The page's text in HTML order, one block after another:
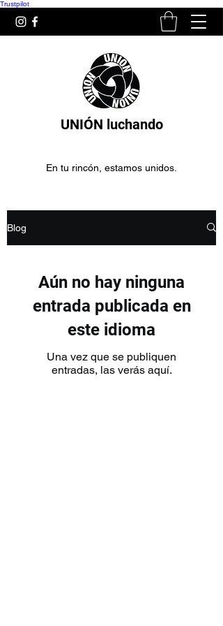
Trustpilot
UNIÓN luchando
En tu rincón, estamos unidos.
Blog
Aún no hay ninguna
entrada publicada en
este idioma
Una vez que se publiquen
entradas, las verás aquí.